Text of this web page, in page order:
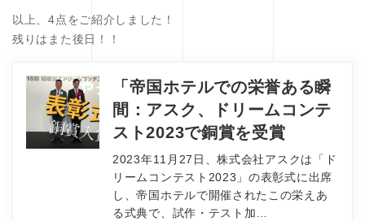
以上、4点をご紹介しました！
残りはまた後日！！
「帝国ホテルでの栄誉ある瞬
間：アスク、ドリームコンテ
スト2023で銅賞を受賞
2023年11月27日、株式会社アスクは「ド
リームコンテスト2023」の表彰式に出席
し、帝国ホテルで開催されたこの栄えあ
る式典で、試作・テスト加…